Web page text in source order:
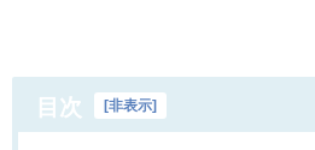
目次 非表示